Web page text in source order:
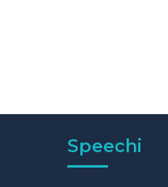
Speechi